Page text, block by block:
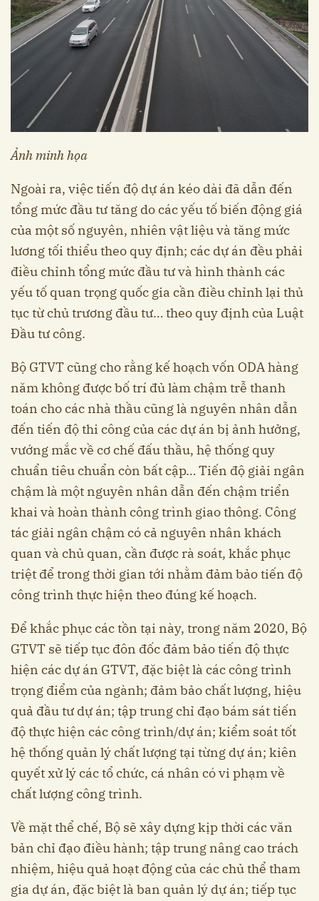
Ảnh minh họa
Ngoài ra, việc tiến độ dự án kéo dài đã dẫn đến
tổng mức đầu tư tăng do các yếu tố biến động giá
của một số nguyên, nhiên vật liệu và tăng mức
lương tối thiểu theo quy định; các dự án đều phải
điều chỉnh tổng mức đầu tư và hình thành các
yếu tố quan trọng quốc gia cần điều chỉnh lại thủ
tục từ chủ trương đầu tư… theo quy định của Luật
Đầu tư công.
Bộ GTVT cũng cho rằng kế hoạch vốn ODA hàng
năm không được bố trí đủ làm chậm trễ thanh
toán cho các nhà thầu cũng là nguyên nhân dẫn
đến tiến độ thi công của các dự án bị ảnh hưởng,
vướng mắc về cơ chế đấu thầu, hệ thống quy
chuẩn tiêu chuẩn còn bất cập… Tiến độ giải ngân
chậm là một nguyên nhân dẫn đến chậm triển
khai và hoàn thành công trình giao thông. Công
tác giải ngân chậm có cả nguyên nhân khách
quan và chủ quan, cần được rà soát, khắc phục
triệt để trong thời gian tới nhằm đảm bảo tiến độ
công trình thực hiện theo đúng kế hoạch.
Để khắc phục các tồn tại này, trong năm 2020, Bộ
GTVT sẽ tiếp tục đôn đốc đảm bảo tiến độ thực
hiện các dự án GTVT, đặc biệt là các công trình
trọng điểm của ngành; đảm bảo chất lượng, hiệu
quả đầu tư dự án; tập trung chỉ đạo bám sát tiến
độ thực hiện các công trình/dự án; kiểm soát tốt
hệ thống quản lý chất lượng tại từng dự án; kiên
quyết xử lý các tổ chức, cá nhân có vi phạm về
chất lượng công trình.
Về mặt thể chế, Bộ sẽ xây dựng kịp thời các văn
bản chỉ đạo điều hành; tập trung nâng cao trách
nhiệm, hiệu quả hoạt động của các chủ thể tham
gia dự án, đặc biệt là ban quản lý dự án; tiếp tục